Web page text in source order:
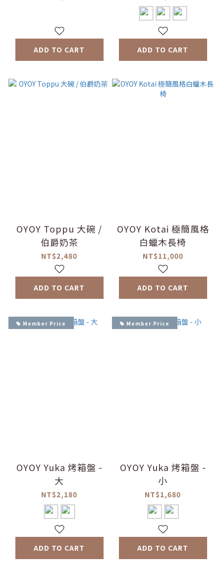
ADD TO CART ADD TO CART
OYOY Toppu 大碗 /
伯爵奶茶
NT$2,480
ADD TO CART
OYOY Kotai 極簡風格
白蠟木長椅
NT$11,000
ADD TO CART
Member Price
OYOY Yuka 烤箱盤 -
大
NT$2,180
ADD TO CART
Member Price
OYOY Yuka 烤箱盤 -
小
NT$1,680
ADD TO CART